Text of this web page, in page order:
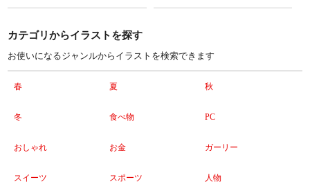
カテゴリからイラストを探す
お使いになるジャンルからイラストを検索できます
春 夏 秋
冬 食べ物 PC
おしゃれ お金 ガーリー
スイーツ スポーツ 人物